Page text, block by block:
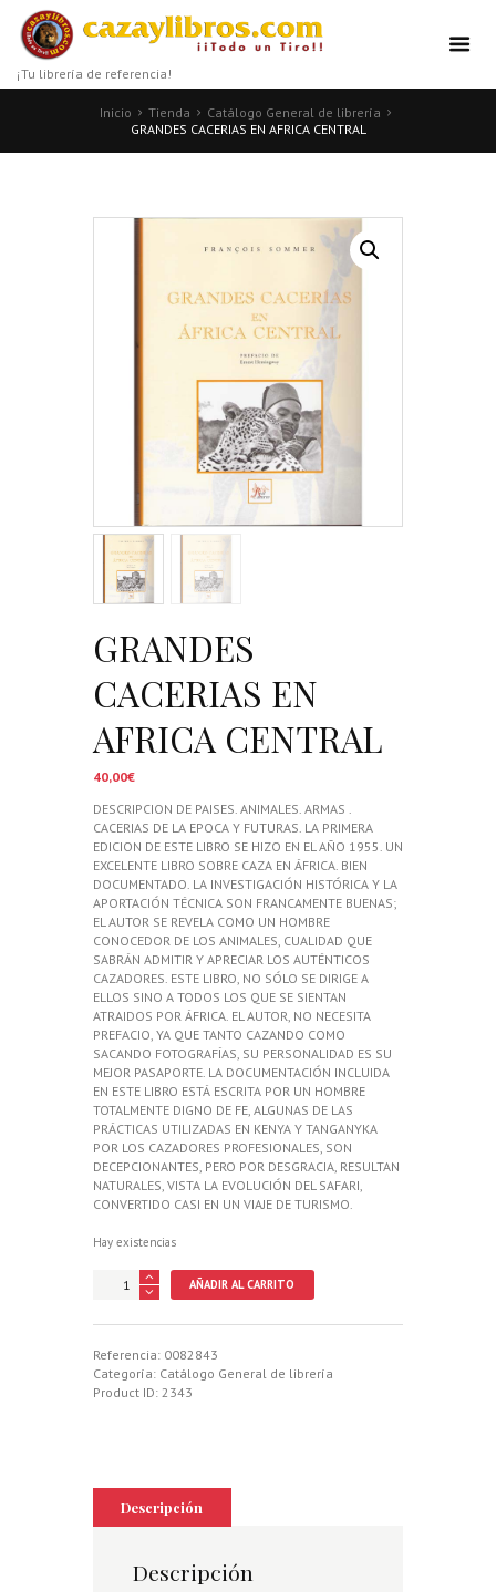
¡Tu librería de referencia!
Inicio Tienda
Catálogo General de librería
GRANDES CACERIAS EN AFRICA CENTRAL
GRANDES
CACERIAS EN
AFRICA CENTRAL
40,00€
DESCRIPCION DE PAISES. ANIMALES. ARMAS .
CACERIAS DE LA EPOCA Y FUTURAS. LA PRIMERA
EDICION DE ESTE LIBRO SE HIZO EN EL AÑO 1955. UN
EXCELENTE LIBRO SOBRE CAZA EN ÁFRICA. BIEN
DOCUMENTADO. LA INVESTIGACIÓN HISTÓRICA Y LA
APORTACIÓN TÉCNICA SON FRANCAMENTE BUENAS;
EL AUTOR SE REVELA COMO UN HOMBRE
CONOCEDOR DE LOS ANIMALES, CUALIDAD QUE
SABRÁN ADMITIR Y APRECIAR LOS AUTÉNTICOS
CAZADORES. ESTE LIBRO, NO SÓLO SE DIRIGE A
ELLOS SINO A TODOS LOS QUE SE SIENTAN
ATRAIDOS POR ÁFRICA. EL AUTOR, NO NECESITA
PREFACIO, YA QUE TANTO CAZANDO COMO
SACANDO FOTOGRAFÍAS, SU PERSONALIDAD ES SU
MEJOR PASAPORTE. LA DOCUMENTACIÓN INCLUIDA
EN ESTE LIBRO ESTÁ ESCRITA POR UN HOMBRE
TOTALMENTE DIGNO DE FE, ALGUNAS DE LAS
PRÁCTICAS UTILIZADAS EN KENYA Y TANGANYKA
POR LOS CAZADORES PROFESIONALES, SON
DECEPCIONANTES, PERO POR DESGRACIA, RESULTAN
NATURALES, VISTA LA EVOLUCIÓN DEL SAFARI,
CONVERTIDO CASI EN UN VIAJE DE TURISMO.
Hay existencias
GRANDES
CACERIAS
CENTRAL
cantidad
AÑADIR AL CARRITO
Referencia: 0082843
Categoría: Catálogo General de librería
Product ID: 2343
Descripción
Descripción